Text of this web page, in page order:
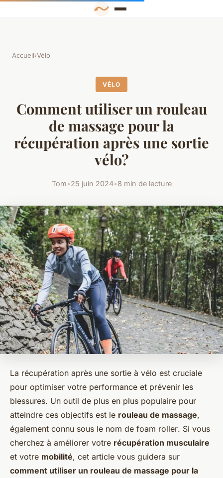
Accueil›Vélo
VÉLO
Comment utiliser un rouleau
de massage pour la
récupération après une sortie
vélo?
Tom•25 juin 2024•8 min de lecture
La récupération après une sortie à vélo est cruciale
pour optimiser votre performance et prévenir les
blessures. Un outil de plus en plus populaire pour
atteindre ces objectifs est le rouleau de massage,
également connu sous le nom de foam roller. Si vous
cherchez à améliorer votre récupération musculaire
et votre mobilité, cet article vous guidera sur
comment utiliser un rouleau de massage pour la